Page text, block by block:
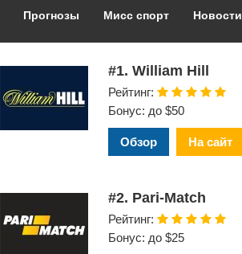
Прогнозы Мисс спорт Новости
#1. William Hill
Рейтинг:
Бонус: до $50
Обзор На сайт
#2. Pari-Match
Рейтинг:
Бонус: до $25